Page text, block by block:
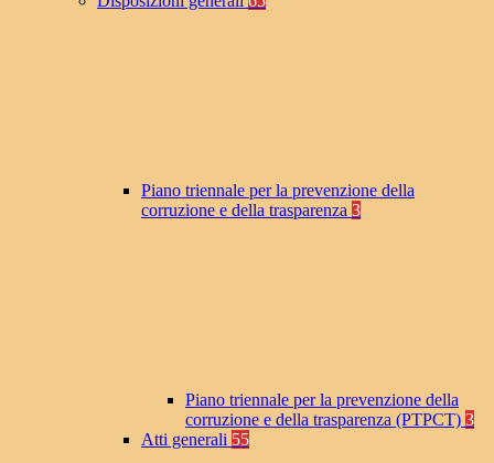
Piano triennale per la prevenzione della
corruzione e della trasparenza 3
Piano triennale per la prevenzione della
corruzione e della trasparenza (PTPCT) 3
Atti generali 55